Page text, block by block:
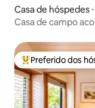
Casa de hóspedes
Casa de campo
Entre os
Preferido dos